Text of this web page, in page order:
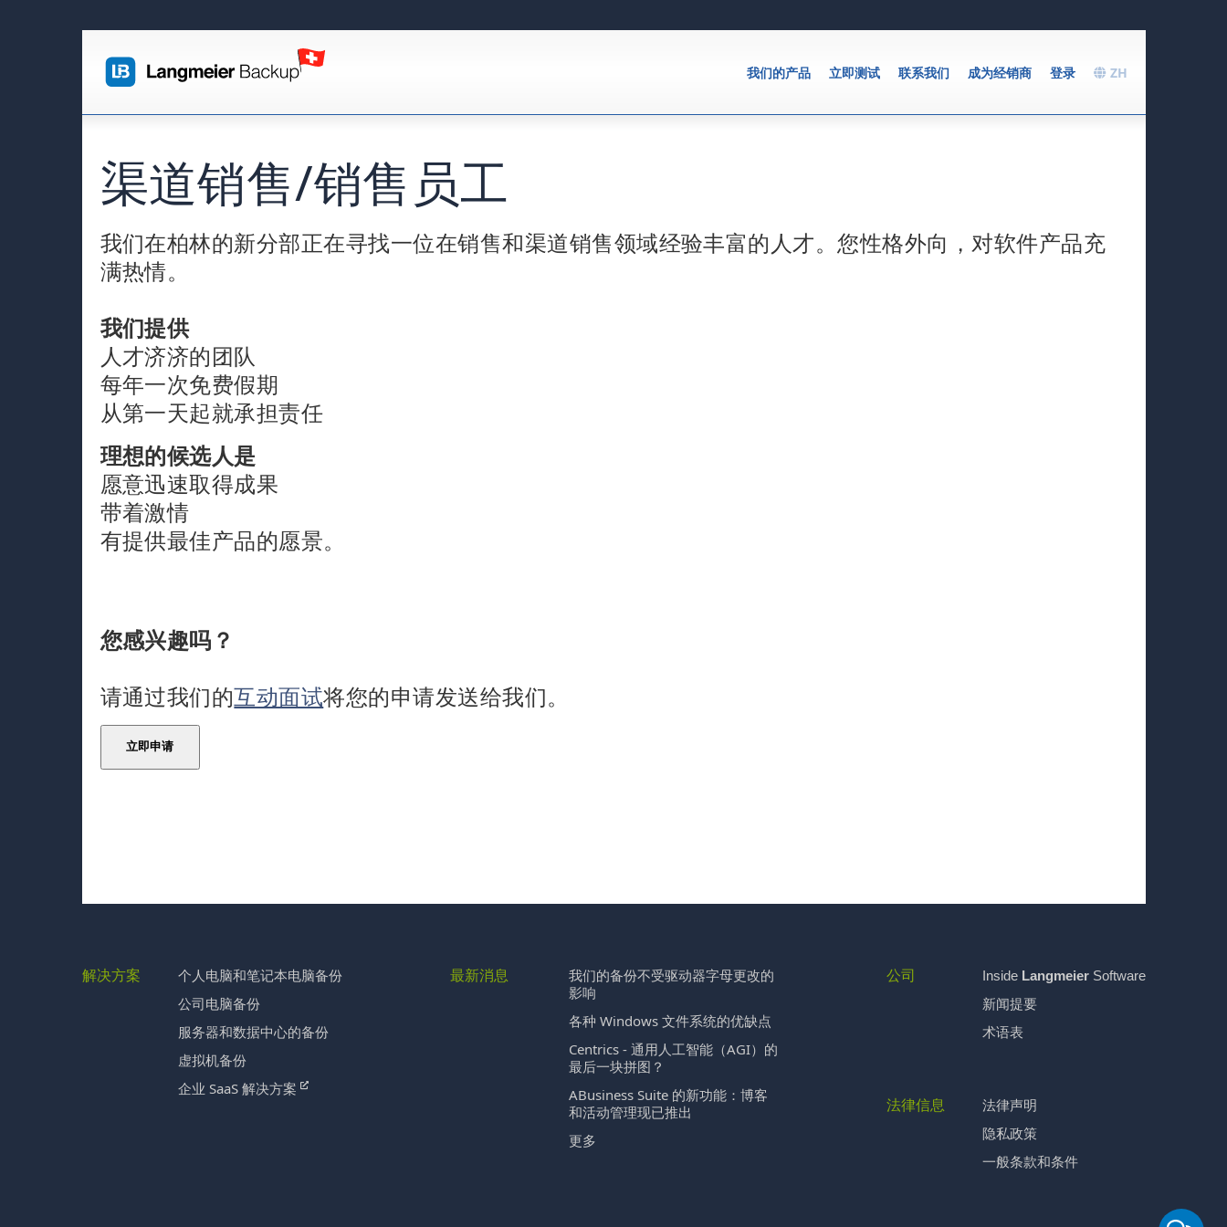
ZH
登录
成为经销商
联系我们
立即测试
我们的产品
渠道销售/销售员工
我们在柏林的新分部正在寻找一位在销售和渠道销售领域经验丰富的人才。您性格外向，对软件产品充
满热情。
我们提供
人才济济的团队
每年一次免费假期
从第一天起就承担责任
理想的候选人是
愿意迅速取得成果
带着激情
有提供最佳产品的愿景。
您感兴趣吗？
请通过我们的互动面试将您的申请发送给我们。
解决方案
个人电脑和笔记本电脑备份
公司电脑备份
服务器和数据中心的备份
虚拟机备份
企业 SaaS 解决方案
最新消息
我们的备份不受驱动器字母更改的
影响
各种 Windows 文件系统的优缺点
Centrics - 通用人工智能（AGI）的
最后一块拼图？
ABusiness Suite 的新功能：博客
和活动管理现已推出
更多
公司 Inside LangmeierSoftware
新闻提要
术语表
法律信息
法律声明
隐私政策
一般条款和条件